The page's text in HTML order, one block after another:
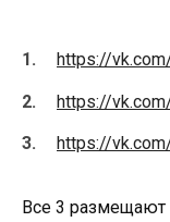
https://
https://
https://
Все 3 размещают